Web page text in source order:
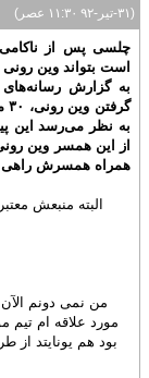
(۳۱-تير-۹۲ ۱۱:۳۰ عصر)
چلسی پس از ناکامی
است بتواند وین
به گزارش
به نظر می‌رسد این
از این همسر وین
همراه همسرش راهی
البته منبعش
من نمی دونم
مورد علاقه ام
بود هم یونایتد